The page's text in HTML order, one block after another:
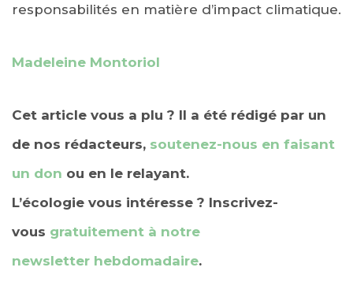
responsabilités en matière d’impact climatique.
Madeleine Montoriol
Cet article vous a plu ? Il a été rédigé par un
de nos rédacteurs, soutenez-nous en faisant
un don ou en le relayant.
L’écologie vous intéresse ? Inscrivez-
vous gratuitement à notre
newsletter hebdomadaire.